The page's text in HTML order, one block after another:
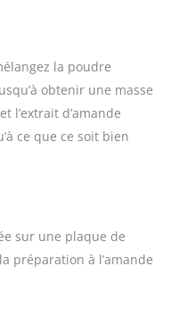
la poudre
obtenir une masse
l’extrait d’amande
ce que ce soit bien
sur une plaque de
préparation à l’amande